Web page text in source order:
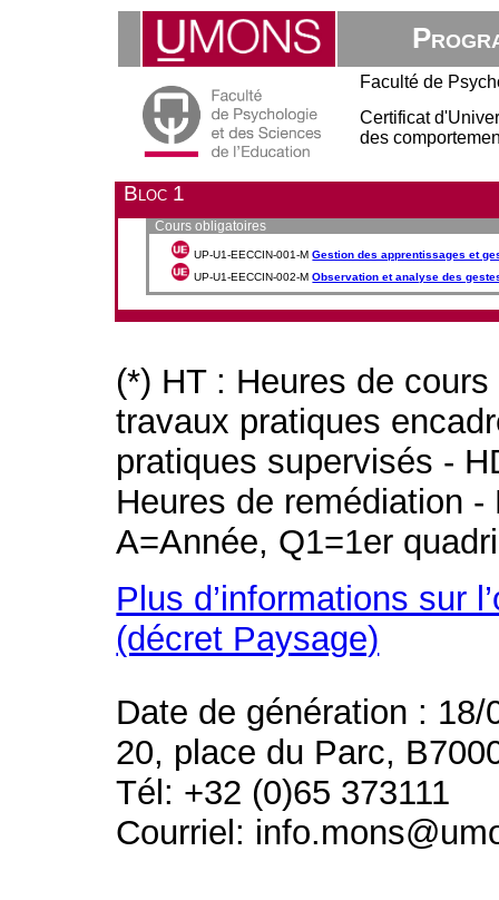
Faculté de
Certificat
des
Bloc 1
Cours obligatoires
UP-U1-EECCIN-001-MGestion des apprentissages et
UP-U1-EECCIN-002-MObservation et analyse des
(*) HT : Heures de
travaux pratiques
pratiques supervisés -
Heures de remédiation
A=Année, Q1=1er
Plus d’informations sur
(décret Paysage)
Date de génération : 18/
20, place du Parc,
Tél: +32 (0)65 373111
Courriel: